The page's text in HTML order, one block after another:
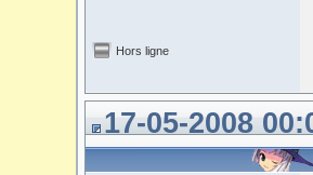
Hors ligne
17-05-2008